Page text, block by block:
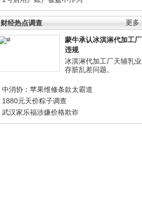
更多
财经热点调查
蒙牛承认冰淇淋代加工厂
违规
冰淇淋代加工厂天辅乳业
存脏乱差问题。
中消协：苹果维修条款太霸道
1880元天价粽子调查
武汉家乐福涉嫌价格欺诈